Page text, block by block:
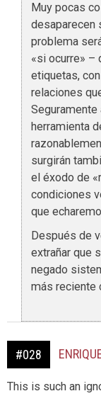
Muy pocas
desaparecen
problema
«si ocurre» –
etiquetas,
relaciones
Seguramente
herramienta
surgirán
el éxodo de
condiciones
que
Después de
extrañar que
negado
más reciente
#028
This is such an